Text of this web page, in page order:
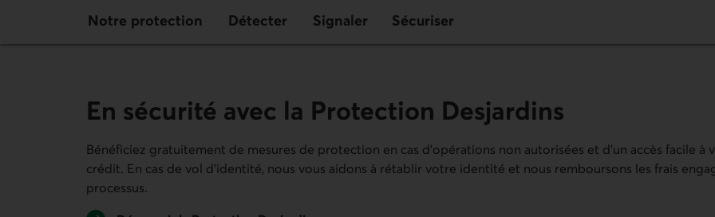
Notre protection Détecter Signaler Sécuriser
En sécurité avec la Protection Desjardins
Bénéficiez gratuitement de mesures de protection en cas d’opérations non autorisées et d’un accès facile à
crédit. En cas de vol d’identité, nous vous aidons à rétablir votre identité et nous remboursons les frais
processus.